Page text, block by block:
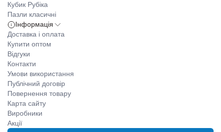
Кубик Рубіка
Пазли класичні
Інформація
Доставка і оплата
Купити оптом
Відгуки
Контакти
Умови використання
Публічний договір
Повернення товару
Карта сайту
Виробники
Акції